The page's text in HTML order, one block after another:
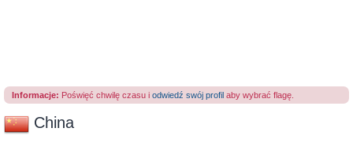
Informacje: Poświęć chwilę czasu i odwiedź swój profil aby wybrać flagę.
China